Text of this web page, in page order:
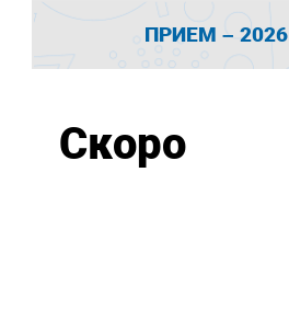
ПРИЕМ – 2026
Скоро